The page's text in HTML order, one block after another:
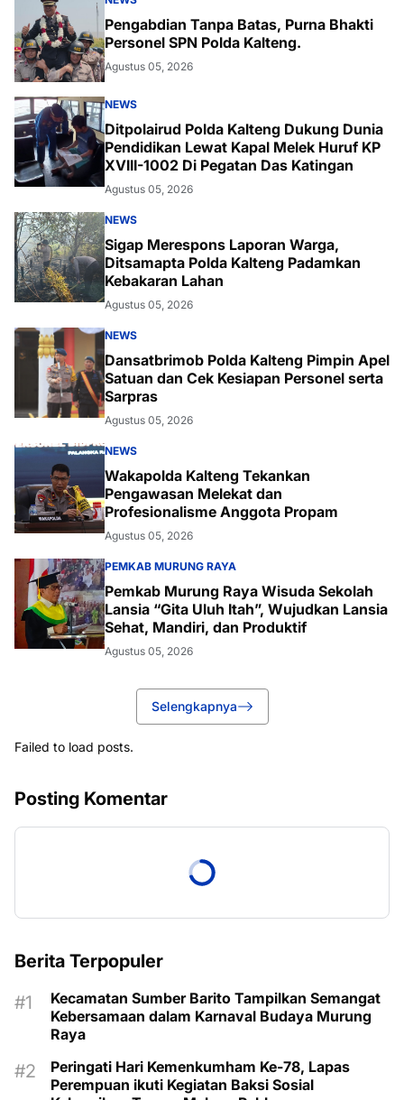
Pengabdian Tanpa Batas, Purna Bhakti
Personel SPN Polda Kalteng.
Agustus 05, 2026
NEWS
Ditpolairud Polda Kalteng Dukung Dunia
Pendidikan Lewat Kapal Melek Huruf KP
XVIII-1002 Di Pegatan Das Katingan
Agustus 05, 2026
NEWS
Sigap Merespons Laporan Warga,
Ditsamapta Polda Kalteng Padamkan
Kebakaran Lahan
Agustus 05, 2026
NEWS
Dansatbrimob Polda Kalteng Pimpin Apel
Satuan dan Cek Kesiapan Personel serta
Sarpras
Agustus 05, 2026
NEWS
Wakapolda Kalteng Tekankan
Pengawasan Melekat dan
Profesionalisme Anggota Propam
Agustus 05, 2026
PEMKAB MURUNG RAYA
Pemkab Murung Raya Wisuda Sekolah
Lansia “Gita Uluh Itah”, Wujudkan Lansia
Sehat, Mandiri, dan Produktif
Agustus 05, 2026
Selengkapnya
Failed to load posts.
Posting Komentar
Berita Terpopuler
Kecamatan Sumber Barito Tampilkan Semangat
Kebersamaan dalam Karnaval Budaya Murung
Raya
Peringati Hari Kemenkumham Ke-78, Lapas
Perempuan ikuti Kegiatan Baksi Sosial